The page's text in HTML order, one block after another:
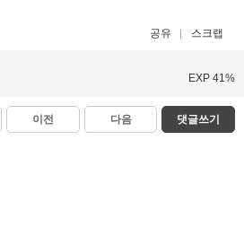
공유 스크랩
EXP 41%
이전 다음 댓글쓰기